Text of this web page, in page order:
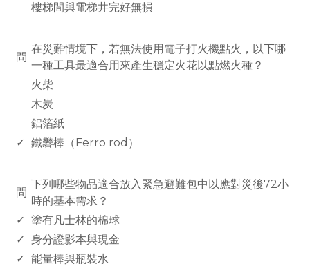
樓梯間與電梯井完好無損
問
在災難情境下，若無法使用電子打火機點火，以下哪
一種工具最適合用來產生穩定火花以點燃火種？
火柴
木炭
鋁箔紙
✓ 鐵礬棒（Ferro rod）
問
下列哪些物品適合放入緊急避難包中以應對災後72小
時的基本需求？
✓ 塗有凡士林的棉球
✓ 身分證影本與現金
✓ 能量棒與瓶裝水